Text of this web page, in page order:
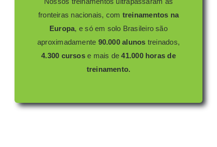
fronteiras nacionais, com treinamentos na
Europa, e só em solo Brasileiro são
aproximadamente 90.000 alunos treinados,
4.300 cursose mais de41.000 horas de
treinamento.